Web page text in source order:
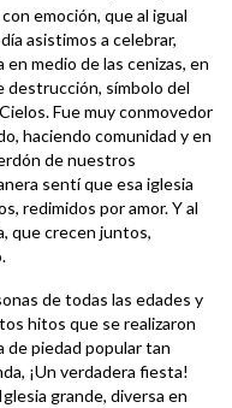
emoción, que al igual
asistimos a celebrar,
medio de las cenizas, en
destrucción, símbolo del
Fue muy conmovedor
haciendo comunidad y en
de nuestros
sentí que esa iglesia
redimidos por amor. Y al
que crecen juntos,
de todas las edades y
hitos que se realizaron
de piedad popular tan
¡Un verdadera fiesta!
grande, diversa en